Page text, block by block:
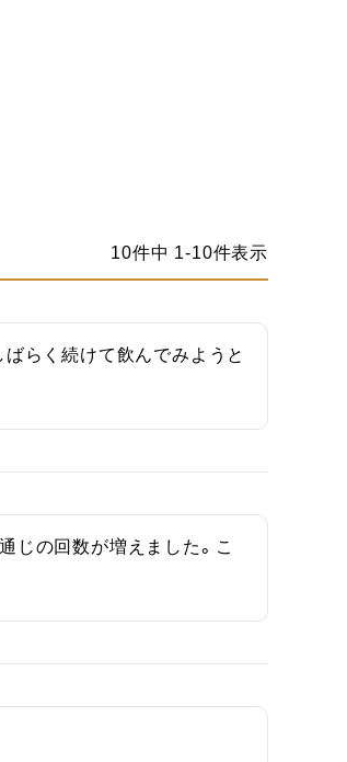
10件中 1-10件表示
ばらく続けて飲んでみようと
じの回数が増えました。こ